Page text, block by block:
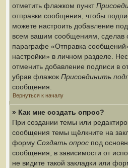
отметить флажком пункт
отправки сообщения, чтобы
можете настроить добавление
всем вашим сообщениям, сделав
параграфе «Отправка
настройки» в личном разделе.
отменить добавление подписи в
убрав флажок Присоединить
сообщения.
Вернуться к началу
» Как мне создать опрос?
При создании темы или
сообщения темы щёлкните на
форму Создать опрос под
сообщения, в зависимости от
не видите такой закладки или